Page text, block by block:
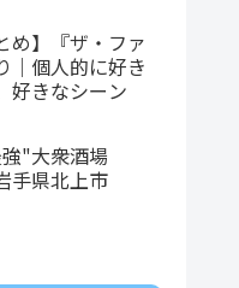
め】『ザ・ファ
｜個人的に好き
好きなシーン
"大衆酒場
手県北上市